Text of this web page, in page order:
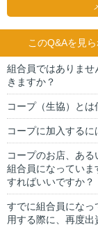
このQ&Aを見
組合員ではありま
きますか？
コープ（生協）とは
コープに加入する
コープのお店、あ
組合員になっていま
すればいいですか？
すでに組合員になっ
用する際に、再度